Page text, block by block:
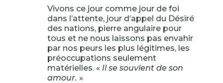
Vivons ce jour comme jour de foi
dans l’attente, jour d’appel du Désiré
des nations, pierre angulaire pour
tous et ne nous laissons pas envahir
par nos peurs les plus légitimes, les
préoccupations seulement
matérielles. « Il se souvient de son
amour. »